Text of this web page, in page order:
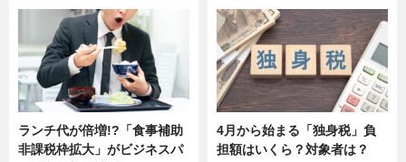
ランチ代が倍増!?「食事補助
非課税枠拡大」がビジネスパ
4月から始まる「独身税」負
担額はいくら？対象者は？